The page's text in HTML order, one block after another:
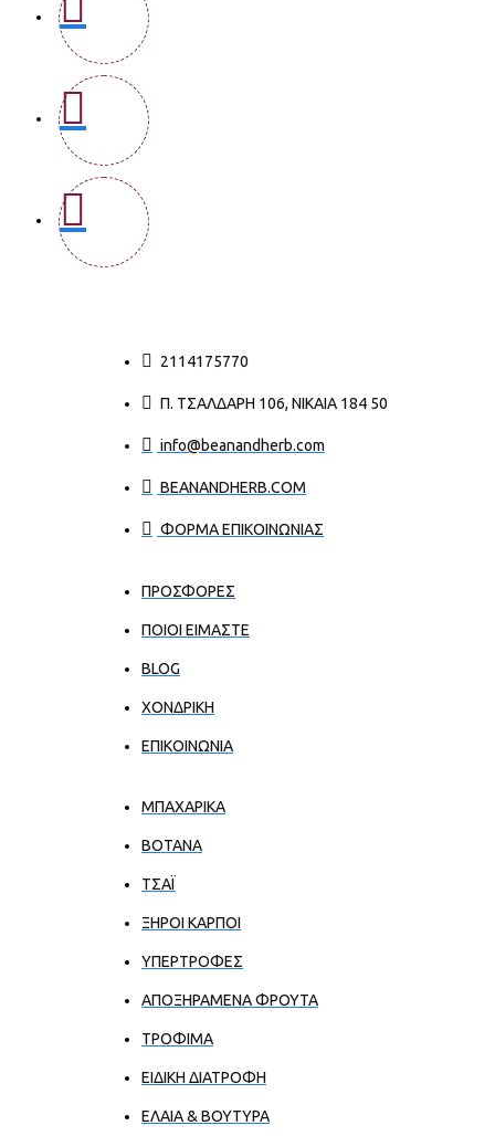
2114175770
Π. ΤΣΑΛΔΆΡΗ 106, ΝΊΚΑΙΑ 184 50
info@beanandherb.com
BEANANDHERB.COM
ΦΟΡΜΑ ΕΠΙΚΟΙΝΩΝΙΑΣ
ΠΡΟΣΦΟΡΕΣ
ΠΟΙΟΙ ΕΊΜΑΣΤΕ
BLOG
ΧΟΝΔΡΙΚΉ
ΕΠΙΚΟΙΝΩΝΊΑ
ΜΠΑΧΑΡΙΚΑ
ΒΟΤΑΝΑ
ΤΣΑΪ
ΞΗΡΟΙ ΚΑΡΠΟΙ
ΥΠΕΡΤΡΟΦΕΣ
ΑΠΟΞΗΡΑΜΕΝΑ ΦΡΟΥΤΑ
ΤΡΟΦΙΜΑ
ΕΙΔΙΚΗ ΔΙΑΤΡΟΦΗ
ΕΛΑΙΑ & ΒΟΥΤΥΡΑ